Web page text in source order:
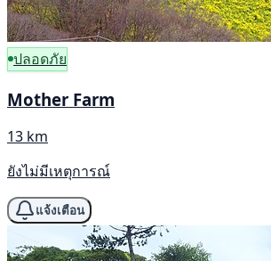
ปลอดภัย
Mother Farm
13 km
ยังไม่มีเหตุการณ์
แจ้งเตือน